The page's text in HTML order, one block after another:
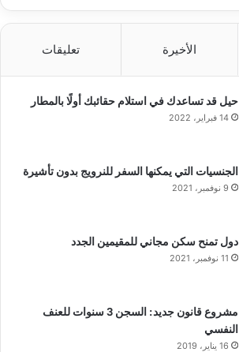
الأخيرة تعليقات
حيل قد تساعدك في استلام حقائبك أولًا بالمطار
14 فبراير، 2022
الجنسيات التي يمكنها السفر للنرويج بدون تأشيرة
9 نوفمبر، 2021
دول تمنح سكن مجاني للمقيمين الجدد
11 نوفمبر، 2021
مشروع قانون جديد: السجن 3 سنوات للعنف
النفسي
16 يناير، 2019